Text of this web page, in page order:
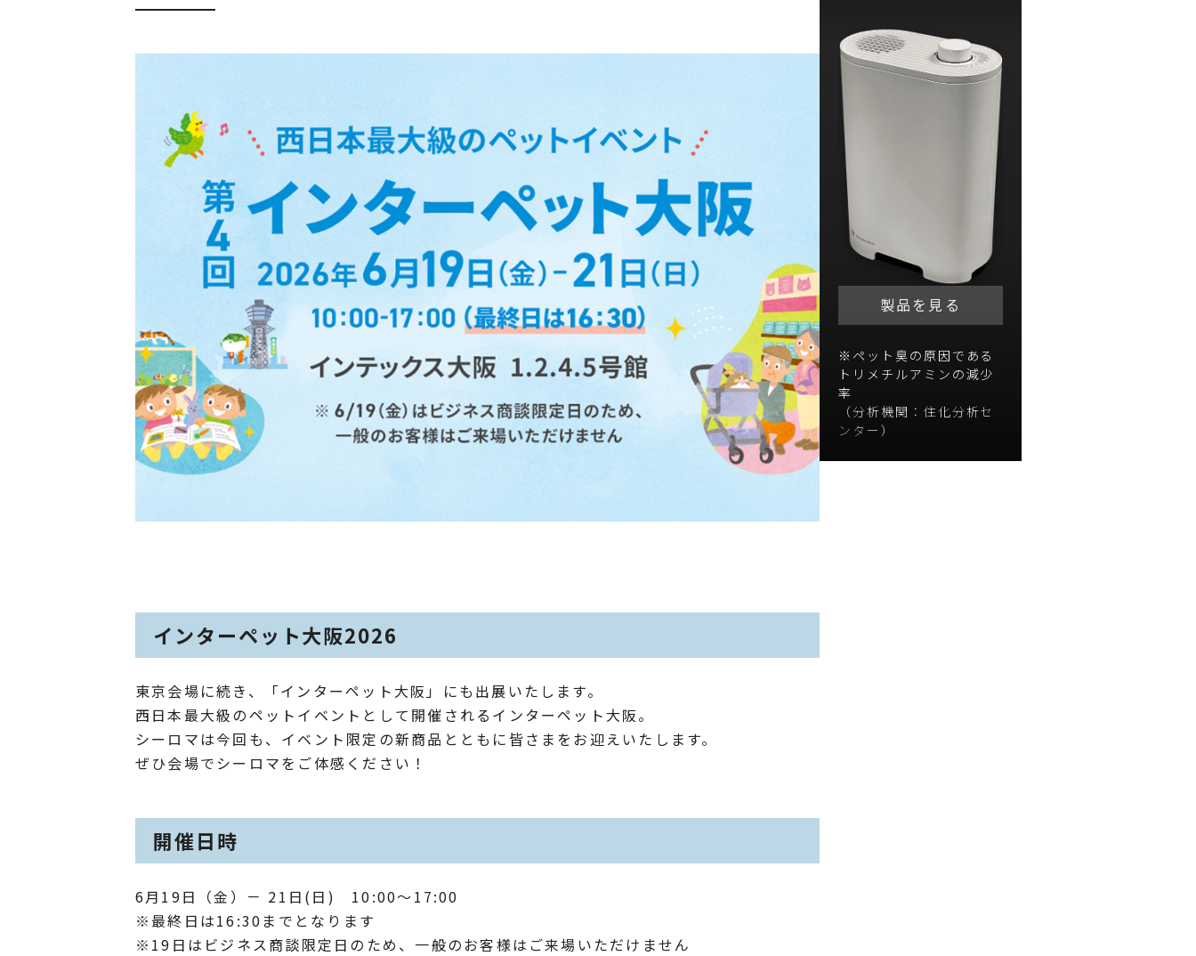
インターペット大阪2026
東京会場に続き、「インターペット大阪」にも出展いたします。
西日本最大級のペットイベントとして開催されるインターペット大阪。
シーロマは今回も、イベント限定の新商品とともに皆さまをお迎えいたします。
ぜひ会場でシーロマをご体感ください！
開催日時
6月19日（金）－ 21日(日) 10:00〜17:00
※最終日は16:30までとなります
※19日はビジネス商談限定日のため、一般のお客様はご来場いただけません
製品を見る
※ペット臭の原因である
トリメチルアミンの減少
率
（分析機関：住化分析セ
ンター）